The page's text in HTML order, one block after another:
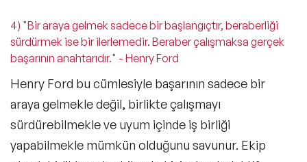
4) "Bir araya gelmek sadece bir başlangıçtır, beraberliği
sürdürmek ise bir ilerlemedir. Beraber çalışmaksa gerçek
başarının anahtarıdır." - Henry Ford
Henry Ford bu cümlesiyle başarının sadece bir
araya gelmekle değil, birlikte çalışmayı
sürdürebilmekle ve uyum içinde iş birliği
yapabilmekle mümkün olduğunu savunur. Ekip